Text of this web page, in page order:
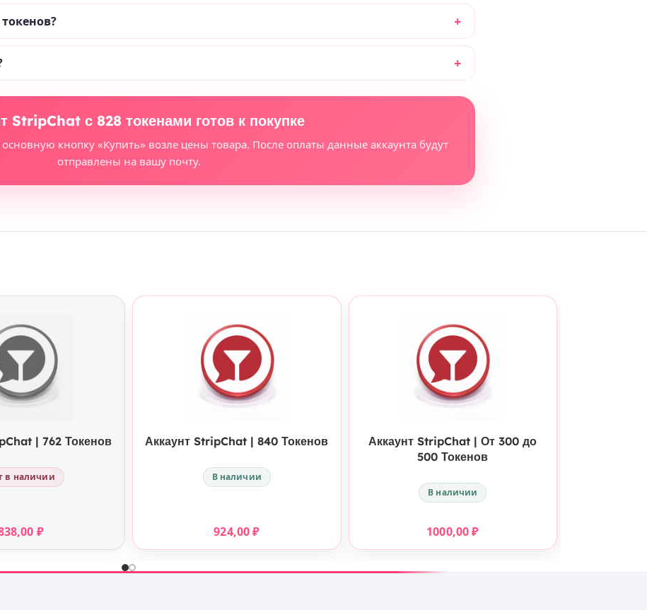
StripChat с 828 токенами готов к покупке
кнопку «Купить» возле цены товара. После оплаты данные аккаунта будут
отправлены на вашу почту.
КУПИТЬ| 762 Токенов
в наличии
₽
КУПИТЬ
Аккаунт StripChat | 840 Токенов
В наличии
924,00₽
КУПИТЬ
Аккаунт StripChat | От 300 до
500 Токенов
В наличии
1000,00₽